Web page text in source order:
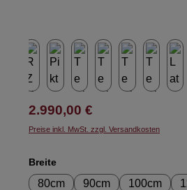
Regulärer Preis:
2.990,00 €
Preise inkl. MwSt. zzgl. Versandkosten
Breiteauswählen
80cm 90cm 100cm